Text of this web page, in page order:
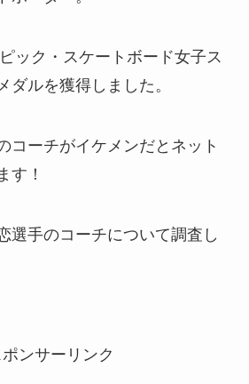
ック・スケートボード女子ス
ダルを獲得しました。
コーチがイケメンだとネット
す！
選手のコーチについて調査し
ポンサーリンク